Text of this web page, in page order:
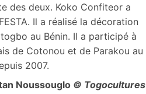
des deux. Koko Confiteor a
Il a réalisé la décoration
au Bénin. Il a participé à
de Cotonou et de Parakou au
2007.
© Togocultures